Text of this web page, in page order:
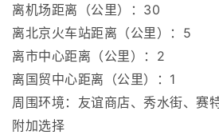
离机场距离（公里）：30
离北京火车站距离（公里）：5
离市中心距离（公里）：2
离国贸中心距离（公里）：1
周围环境：友谊商店、秀水街、赛
附加选择